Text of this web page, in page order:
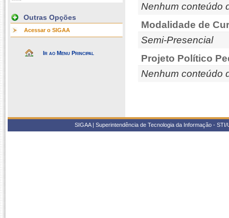
Outras Opções
Acessar o SIGAA
Ir ao Menu Principal
Nenhum conteúdo
Modalidade de
Semi-Presencial
Projeto Político
Nenhum conteúdo
SIGAA | Superintendência de Tecnologia da Informação -